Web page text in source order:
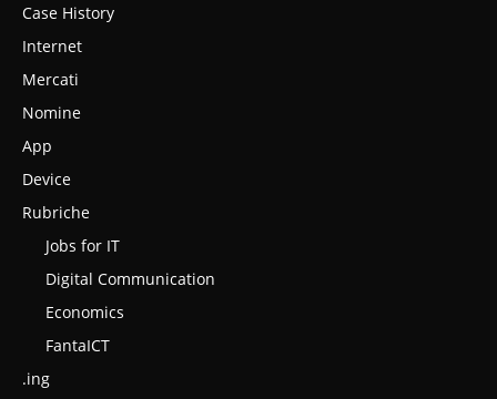
Case History
Internet
Mercati
Nomine
App
Device
Rubriche
Jobs for IT
Digital Communication
Economics
FantaICT
.ing